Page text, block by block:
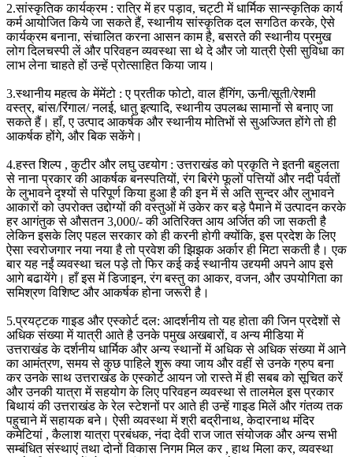
2.सांस्कृतिक कार्यक्रम : रात्रि में हर पड़ाव, चट्टी में धार्मिक सान्स्कृतिक कार्य
कर्म आयोजित किये जा सकते हैं, स्थानीय सांस्कृतिक दल सगठित करके, ऐसे
कार्यक्रम बनाना, संचालित करना आसन काम है, बसरते की स्थानीय प्रमुख
लोग दिलचस्पी लें और परिवहन व्यवस्था सा थे दे और जो यात्री ऐसी सुविधा का
लाभ लेना चाहते हों उन्हें प्रोत्साहित किया जाय।
3.स्थानीय महत्व के मेंमेंटो : ए प्रतीक फोटो, वाल हैंगिंग, ऊनी/सूती/रेशमी
वस्त्र, बांस/रिंगाल/ नलई, धातु इत्यादि, स्थानीय उपलब्ध सामानों से बनाए जा
सकते हैं। हाँ, ए उत्पाद आकर्षक और स्थानीय मोतिभों से सुअज्जित होंगे तो ही
आकर्षक होंगे, और बिक सकेंगे।
4.हस्त शिल्प , कुटीर और लघु उद्द्योग : उत्तराखंड को प्रकृति ने इतनी बहुलता
से नाना प्रकार की आकर्षक बनस्पतियों, रंग बिरंगे फूलों पत्तियों और नदी पर्वतों
के लुभावने दृश्यों से परिपूर्ण किया हुआ है की इन में से अति सुन्दर और लुभावने
आकारों को उपरोक्त उद्दोग्यों की वस्तुओं में उकेर कर बड़े पैमाने में उत्पादन करके
हर आगंतुक से औसतन 3,000/- की अतिरिक्त आय अर्जित की जा सकती है
लेकिन इसके लिए पहल सरकार को ही करनी होगी क्योंकि, इस प्रदेश के लिए
ऐसा स्वरोजगार नया नया है तो प्रवेश की झिझक अर्कार ही मिटा सकती है। एक
बार यह नईं व्यवस्था चल पड़े तो फिर कई कई स्थानीय उद्द्यमी अपने आप इसे
आगे बढायेंगे। हाँ इस में डिजाइन, रंग बस्तु का आकर, वजन, और उपयोगिता का
समिश्रण विशिष्ट और आकर्षक होना जरूरी है।
5.प्रयट्टक गाइड और एस्कोर्ट दल: आदर्शनीय तो यह होता की जिन प्रदेशों से
अधिक संख्या में यात्री आते है उनके पमुख अखबारों, व अन्य मीडिया में
उत्तराखंड के दर्शनीय धार्मिक और अन्य स्थानों में अधिक से अधिक संख्या में आने
का आमंत्रण, समय से कुछ पाहिले शुरू क्या जाय और वहीं से उनके ग्रुप बना
कर उनके साथ उत्तराखंड के एस्कोर्ट आयन जो रास्ते में ही सबब को सूचित करें
और उनकी यात्रा में सहयोग के लिए परिवहन व्यवस्था से तालमेल इस प्रकार
बिथायं की उत्तराखंड के रेल स्टेशनों पर आते ही उन्हें गाइड मिलें और गंतव्य तक
पहुचाने में सहायक बने। ऐसी व्यवस्था में श्री बद्रीनाथ, केदारनाथ मंदिर
कमेटियां , कैलाश यात्रा प्रबंधक, नंदा देवी राज जात संयोजक और अन्य सभी
सम्बंधित संस्थाएं तथा दोनों विकास निगम मिल कर , हाथ मिला कर, व्यवस्था